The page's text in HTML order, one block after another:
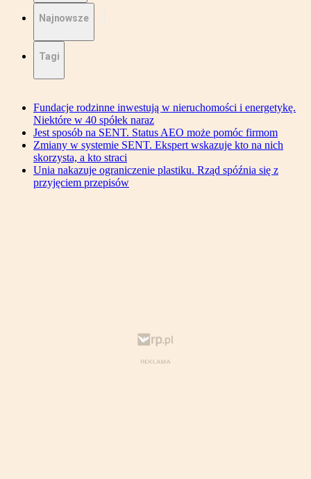
Najnowsze
Tagi
Fundacje rodzinne inwestują w nieruchomości i energetykę.
Niektóre w 40 spółek naraz
Jest sposób na SENT. Status AEO może pomóc firmom
Zmiany w systemie SENT. Ekspert wskazuje kto na nich
skorzysta, a kto straci
Unia nakazuje ograniczenie plastiku. Rząd spóźnia się z
przyjęciem przepisów